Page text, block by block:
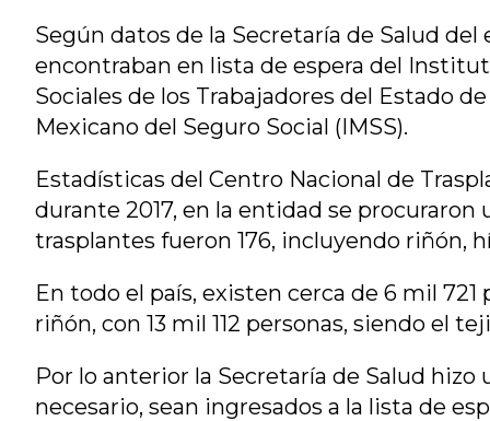
Según datos de la Secretaría de Salud del
encontraban en lista de espera del
Sociales de los Trabajadores del Estado
Mexicano del Seguro Social (IMSS).
Estadísticas del Centro Nacional de
durante 2017, en la entidad se
trasplantes fueron 176, incluyendo riñón,
En todo el país, existen cerca de 6 mil
riñón, con 13 mil 112 personas, siendo el
Por lo anterior la Secretaría de Salud hizo
necesario, sean ingresados a la lista de